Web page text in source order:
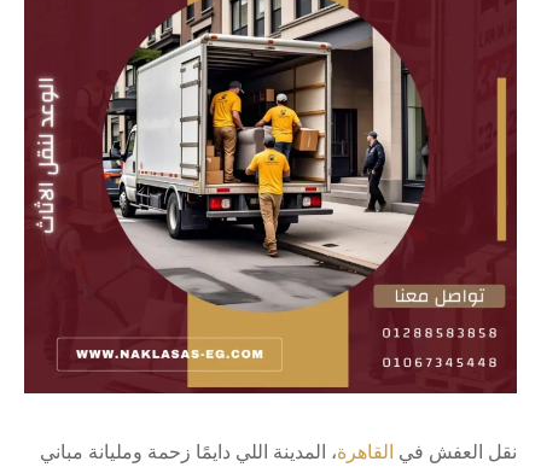
نقل العفش في القاهرة، المدينة اللي دايمًا زحمة ومليانة مباني